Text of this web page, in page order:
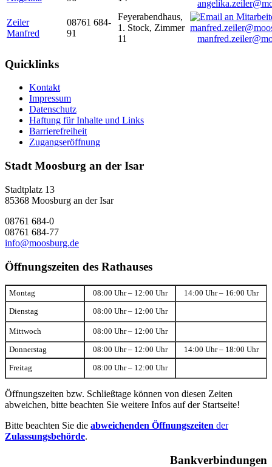
Zeiler
Manfred
08761 684-
91
Feyerabendhaus,
1. Stock, Zimmer
11
Quicklinks
Kontakt
Impressum
Datenschutz
Haftung für Inhalte und Links
Barrierefreiheit
Zugangseröffnung
Stadt Moosburg an der Isar
Stadtplatz 13
85368 Moosburg an der Isar
08761 684-0
08761 684-77
info@moosburg.de
Öffnungszeiten des Rathauses
Montag 08:00 Uhr – 12:00 Uhr 14:00 Uhr – 16:00 Uhr
Dienstag 08:00 Uhr – 12:00 Uhr
Mittwoch 08:00 Uhr – 12:00 Uhr
Donnerstag 08:00 Uhr – 12:00 Uhr 14:00 Uhr – 18:00 Uhr
Freitag 08:00 Uhr – 12:00 Uhr
Öffnungszeiten bzw. Schließtage können von diesen Zeiten
abweichen, bitte beachten Sie weitere Infos auf der Startseite!
Bitte beachten Sie die abweichenden Öffnungszeiten der
Zulassungsbehörde.
Bankverbindungen